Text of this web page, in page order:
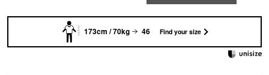
173cm / 70kg 46 Find your size